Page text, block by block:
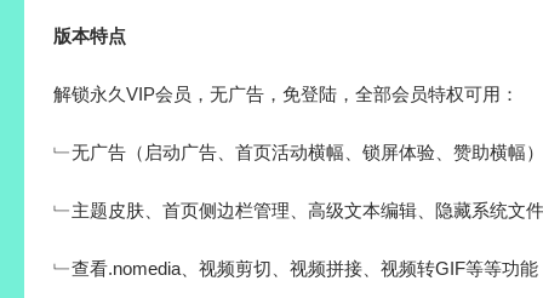
版本特点
解锁永久VIP会员，无广告，免登陆，全部会员特权可用：
﹂无广告（启动广告、首页活动横幅、锁屏体验、赞助横幅）
﹂主题皮肤、首页侧边栏管理、高级文本编辑、隐藏系统文
﹂查看.nomedia、视频剪切、视频拼接、视频转GIF等等功能